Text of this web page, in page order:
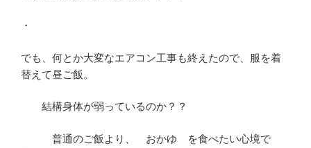
・
でも、何とか大変なエアコン工事も終えたので、服を着
替えて昼ご飯。
結構身体が弱っているのか？？
普通のご飯より、 おかゆ を食べたい心境で